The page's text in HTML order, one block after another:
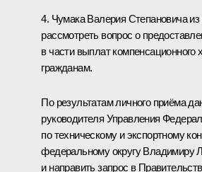
4. Чумака Валерия Степановича
рассмотреть вопрос о
в части выплат компенсационного
гражданам.
По результатам личного приёма
руководителя Управления
по техническому и экспортному
федеральному округу Владимиру
и направить запрос в